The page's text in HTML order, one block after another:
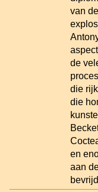
van
de
die
die
en
aan